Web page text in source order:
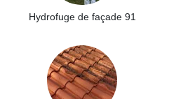
Hydrofuge de façade 91